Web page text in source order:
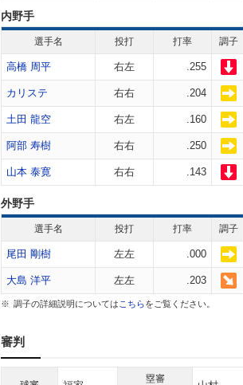
内野手
選手名 投打 打率 調子
高橋 周平 右左 .255
カリステ 右右 .204
土田 龍空 右左 .160
阿部 寿樹 右右 .250
山本 泰寛 右右 .143
外野手
選手名 投打 打率 調子
尾田 剛樹 左左 .000
大島 洋平 左左 .203
調子の詳細説明については こちらをご覧ください。
審判
塁審